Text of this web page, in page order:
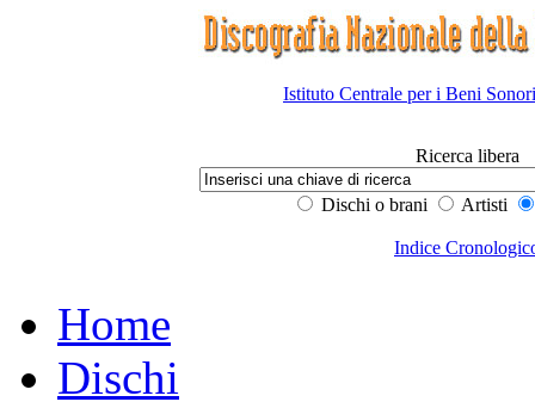
Istituto Centrale per i Beni
Ricerca libera
Dischi o brani Artisti
Indice
Home
Dischi